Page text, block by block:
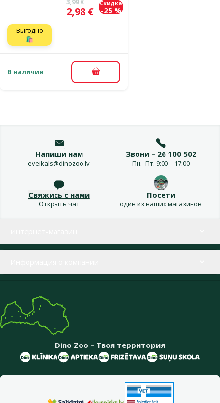
3,99 €
Цена
2,98 €
Скидка
-25 %
Выгодно
🛍️
В наличии В корзину
Напиши нам
eveikals@dinozoo.lv
Звони – 26 100 502
Пн.–Пт. 9:00 – 17:00
Свяжись с нами
Открыть чат
Посети
один из наших магазинов
Dino Zoo – Твоя территория